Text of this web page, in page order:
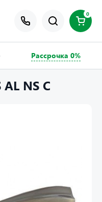
0
Рассрочка 0%
NS C